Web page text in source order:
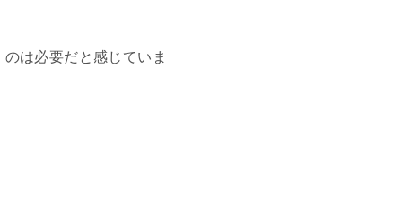
は必要だと感じていま